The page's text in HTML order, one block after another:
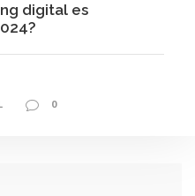
digital es
0